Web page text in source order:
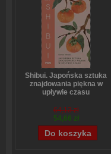
Shibui. Japońska sztuka
znajdowania piękna w
upływie czasu
64,13 zł
54,66 zł